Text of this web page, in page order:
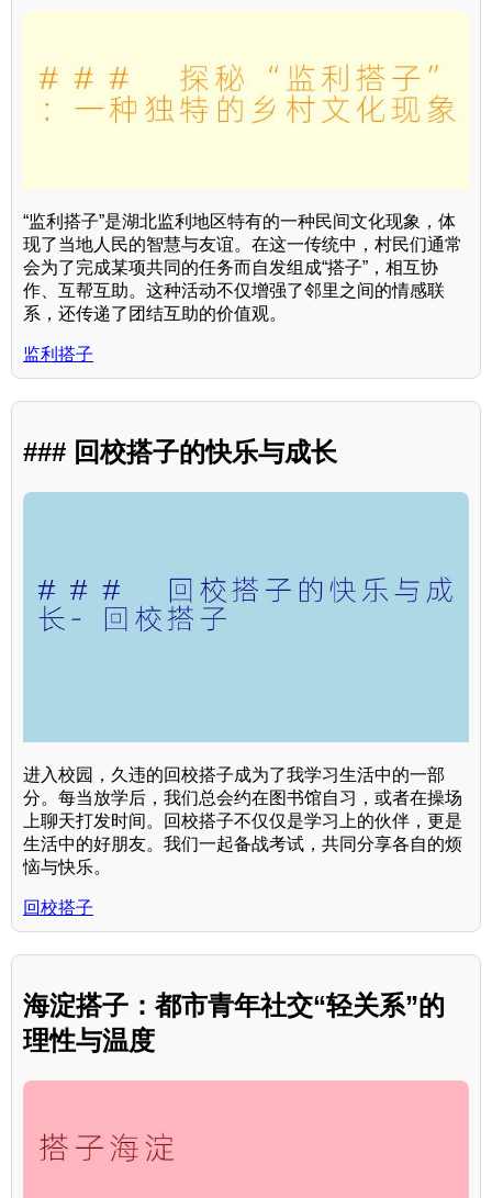
“监利搭子”是湖北监利地区特有的一种民间文化现象，体
现了当地人民的智慧与友谊。在这一传统中，村民们通常
会为了完成某项共同的任务而自发组成“搭子”，相互协
作、互帮互助。这种活动不仅增强了邻里之间的情感联
系，还传递了团结互助的价值观。
监利搭子
### 回校搭子的快乐与成长
进入校园，久违的回校搭子成为了我学习生活中的一部
分。每当放学后，我们总会约在图书馆自习，或者在操场
上聊天打发时间。回校搭子不仅仅是学习上的伙伴，更是
生活中的好朋友。我们一起备战考试，共同分享各自的烦
恼与快乐。
回校搭子
海淀搭子：都市青年社交“轻关系”的
理性与温度